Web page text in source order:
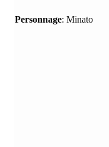
Personnage: Minato